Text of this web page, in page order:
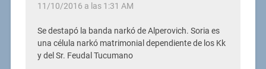
11/10/2016 a las 1:31 AM
Se destapó la banda narkó de Alperovich. Soria es
una célula narkó matrimonial dependiente de los Kk
y del Sr. Feudal Tucumano